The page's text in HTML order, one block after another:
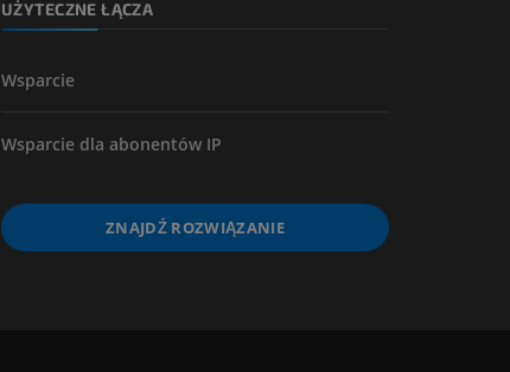
UŻYTECZNE ŁĄCZA
Wsparcie
Wsparcie dla abonentów IP
ZNAJDŹ ROZWIĄZANIE